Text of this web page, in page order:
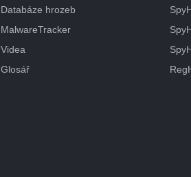
Databáze hrozeb
MalwareTracker
Videa
Glosář